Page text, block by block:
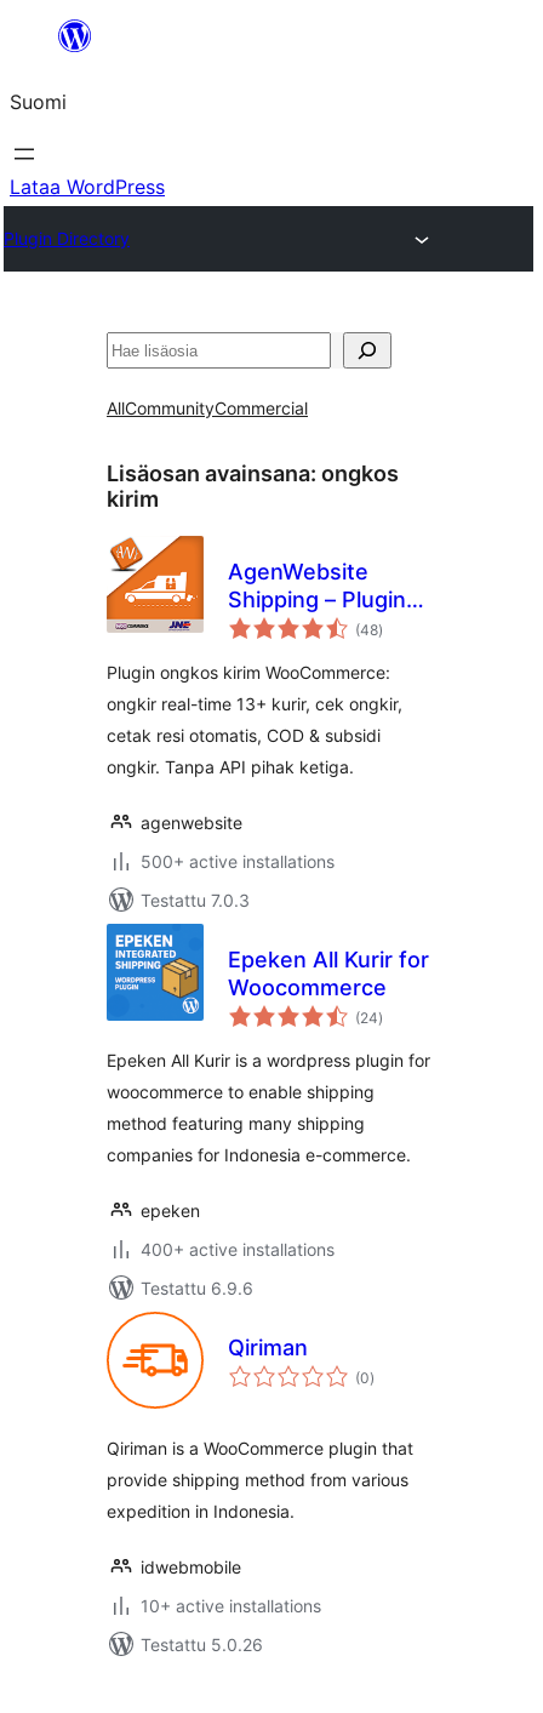
Suomi
Lataa WordPress
Plugin Directory
Etsi
AllCommunityCommercial
Lisäosan avainsana: ongkos
kirim
AgenWebsite
Shipping – Plugin
Ongkos Kirim &
Otomatis Semua
Kurir Indonesia
(48arvosanat
yhteensä
)
Plugin ongkos kirim WooCommerce:
ongkir real-time 13+ kurir, cek ongkir,
cetak resi otomatis, COD & subsidi
ongkir. Tanpa API pihak ketiga.
agenwebsite
500+ active installations
Testattu 7.0.3
Epeken All Kurir for
Woocommerce
(24arvosanat
yhteensä
)
Epeken All Kurir is a wordpress plugin for
woocommerce to enable shipping
method featuring many shipping
companies for Indonesia e-commerce.
epeken
400+ active installations
Testattu 6.9.6
Qiriman
(0arvosanat
yhteensä
)
Qiriman is a WooCommerce plugin that
provide shipping method from various
expedition in Indonesia.
idwebmobile
10+ active installations
Testattu 5.0.26